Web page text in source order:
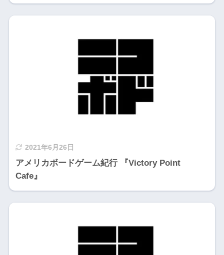
2021年6月26日
アメリカボードゲーム紀行 『Victory Point
Cafe』